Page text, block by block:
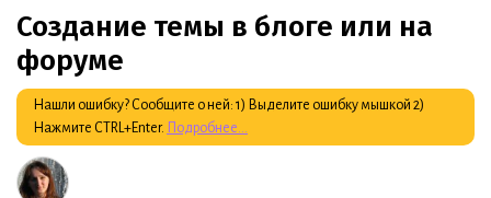
Создание темы в блоге или на
форуме
Нашли ошибку? Сообщите о ней: 1) Выделите ошибку мышкой 2)
Нажмите CTRL+Enter. Подробнее...